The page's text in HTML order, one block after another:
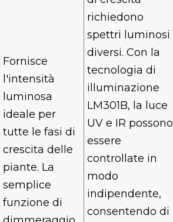
Fornisce
l'intensità
luminosa
ideale per
tutte le fasi di
crescita delle
piante. La
semplice
funzione di
richiedono
spettri luminosi
diversi. Con la
tecnologia di
illuminazione
LM301B, la luce
UV e IR possono
essere
controllate in
modo
indipendente,
consentendo di